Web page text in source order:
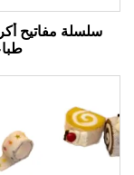
سلسلة مفاتيح